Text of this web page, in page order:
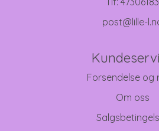
post@lille-
Forsendelse og
Om oss